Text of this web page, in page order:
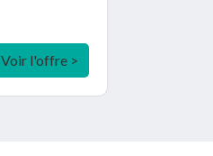
Voir l'offre >